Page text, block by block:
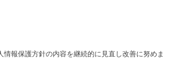
報保護方針の内容を継続的に見直し改善に努めま